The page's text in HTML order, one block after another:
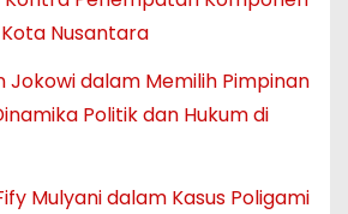
Nusantara
Jokowi dalam Memilih Pimpinan
Politik dan Hukum di
Mulyani dalam Kasus Poligami